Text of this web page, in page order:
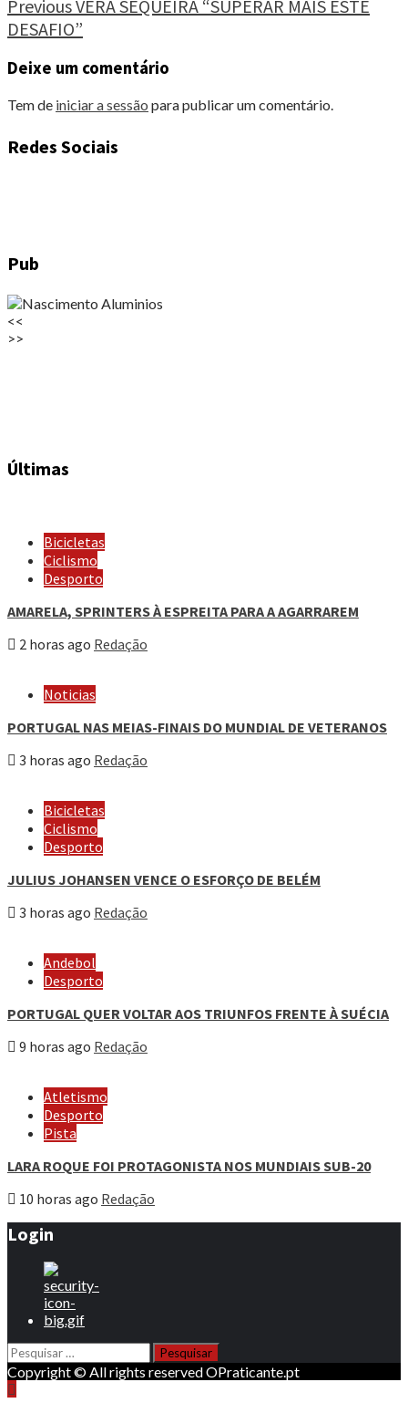
Continue
Reading
PreviousVERA SEQUEIRA “SUPERAR MAIS ESTE
DESAFIO”
Deixe um comentário
Tem de iniciar a sessão para publicar um comentário.
Redes Sociais
Pub
<<
>>
Últimas
Bicicletas
Ciclismo
Desporto
AMARELA, SPRINTERS À ESPREITA PARA A AGARRAREM
2 horas ago Redação
Noticias
PORTUGAL NAS MEIAS-FINAIS DO MUNDIAL DE VETERANOS
3 horas ago Redação
Bicicletas
Ciclismo
Desporto
JULIUS JOHANSEN VENCE O ESFORÇO DE BELÉM
3 horas ago Redação
Andebol
Desporto
PORTUGAL QUER VOLTAR AOS TRIUNFOS FRENTE À SUÉCIA
9 horas ago Redação
Atletismo
Desporto
Pista
LARA ROQUE FOI PROTAGONISTA NOS MUNDIAIS SUB-20
10 horas ago Redação
Login
Pesquisar
por:
Copyright © All rights reserved OPraticante.pt